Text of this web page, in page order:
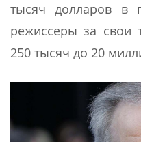
тысяч долларов в
режиссеры за свои
250 тысяч до 20